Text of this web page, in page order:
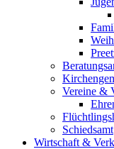
Vereine &
Schiedsamt
Wirtschaft &